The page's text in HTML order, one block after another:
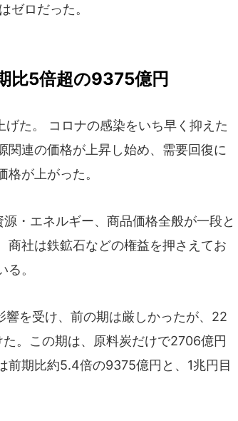
ゼロだった。
比5倍超の9375億円
た。 コロナの感染をいち早く抑えた
関連の価格が上昇し始め、需要回復に
が上がった。
・エネルギー、商品価格全般が一段と
商社は鉄鉱石などの権益を押さえてお
。
を受け、前の期は厳しかったが、22
。この期は、原料炭だけで2706億円
前期比約5.4倍の9375億円と、1兆円目